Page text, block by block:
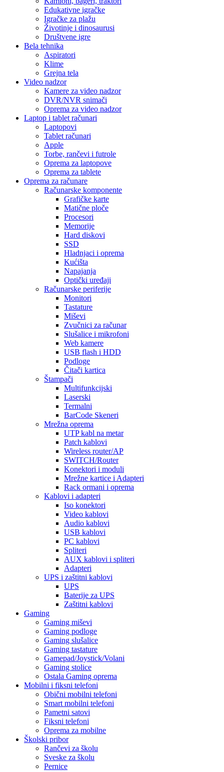
Edukativne igračke
Igračke za plažu
Životinje i dinosaurusi
Društvene igre
Bela tehnika
Aspiratori
Klime
Grejna tela
Video nadzor
Kamere za video nadzor
DVR/NVR snimači
Oprema za video nadzor
Laptop i tablet računari
Laptopovi
Tablet računari
Apple
Torbe, rančevi i futrole
Oprema za laptopove
Oprema za tablete
Oprema za računare
Računarske komponente
Grafičke karte
Matične ploče
Procesori
Memorije
Hard diskovi
SSD
Hladnjaci i oprema
Kućišta
Napajanja
Optički uređaji
Računarske periferije
Monitori
Tastature
Miševi
Zvučnici za računar
Slušalice i mikrofoni
Web kamere
USB flash i HDD
Podloge
Čitači kartica
Štampači
Multifunkcijski
Laserski
Termalni
BarCode Skeneri
Mrežna oprema
UTP kabl na metar
Patch kablovi
Wireless router/AP
SWITCH/Router
Konektori i moduli
Mrežne kartice i Adapteri
Rack ormani i oprema
Kablovi i adapteri
Iso konektori
Video kablovi
Audio kablovi
USB kablovi
PC kablovi
Spliteri
AUX kablovi i spliteri
Adapteri
UPS i zaštitni kablovi
UPS
Baterije za UPS
Zaštitni kablovi
Gaming
Gaming miševi
Gaming podloge
Gaming slušalice
Gaming tastature
Gamepad/Joystick/Volani
Gaming stolice
Ostala Gaming oprema
Mobilni i fiksni telefoni
Obični mobilni telefoni
Smart mobilni telefoni
Pametni satovi
Fiksni telefoni
Oprema za mobilne
Školski pribor
Rančevi za školu
Sveske za školu
Pernice